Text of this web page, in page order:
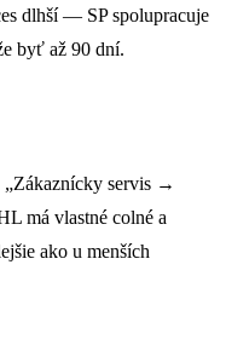
dlhší — SP spolupracuje
byť až 90 dní.
servis →
má vlastné colné a
ako u menších